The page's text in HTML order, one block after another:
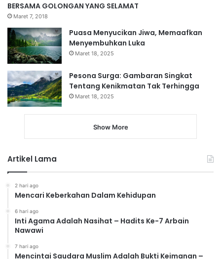
BERSAMA GOLONGAN YANG SELAMAT
Maret 7, 2018
Puasa Menyucikan Jiwa, Memaafkan
Menyembuhkan Luka
Maret 18, 2025
Pesona Surga: Gambaran Singkat
Tentang Kenikmatan Tak Terhingga
Maret 18, 2025
Show More
Artikel Lama
2 hari ago
Mencari Keberkahan Dalam Kehidupan
6 hari ago
Inti Agama Adalah Nasihat – Hadits Ke-7 Arbain
Nawawi
7 hari ago
Mencintai Saudara Muslim Adalah Bukti Keimanan –